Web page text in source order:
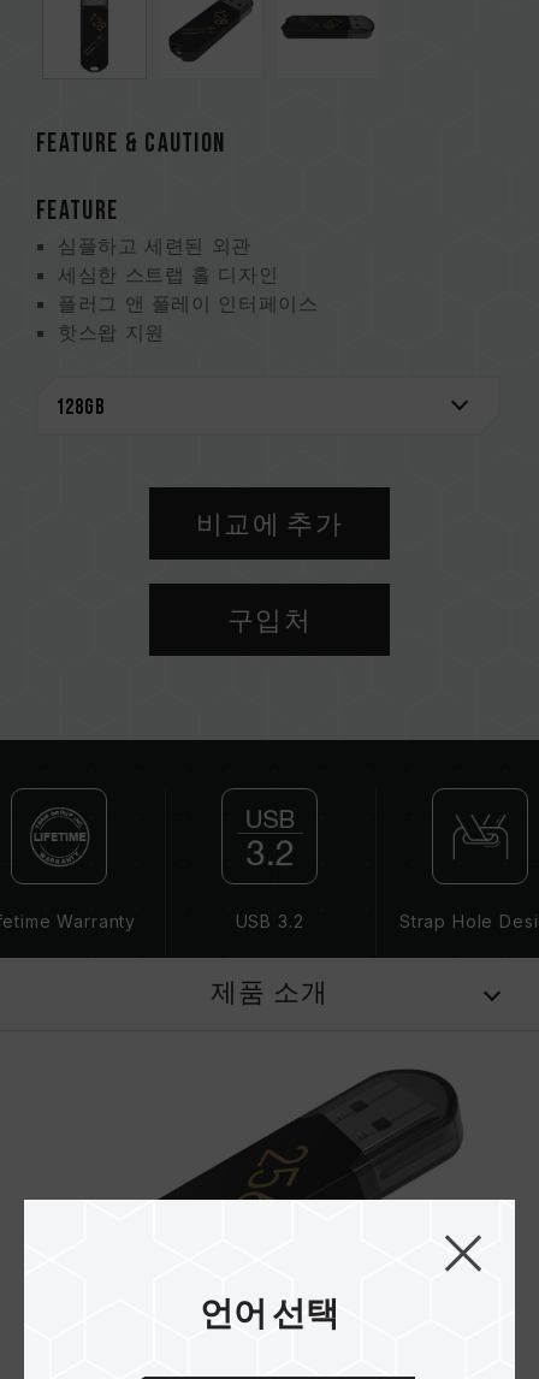
FEATURE & CAUTION
FEATURE
심플하고 세련된 외관
세심한 스트랩 홀 디자인
플러그 앤 플레이 인터페이스
핫스왑 지원
비교에 추가
구입처
Warranty USB 3.2 Strap Hole
제품 소개
언어 선택